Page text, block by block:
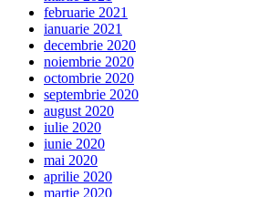
februarie 2021
ianuarie 2021
decembrie 2020
noiembrie 2020
octombrie 2020
septembrie 2020
august 2020
iulie 2020
iunie 2020
mai 2020
aprilie 2020
martie 2020